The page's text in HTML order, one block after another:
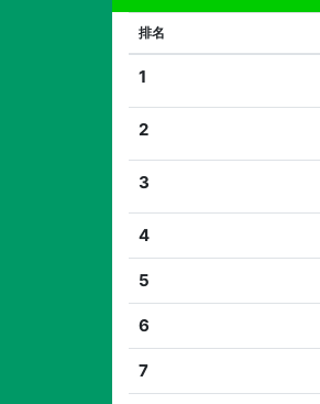
排名
1
2
3
4
5
6
7